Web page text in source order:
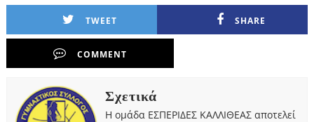
TWEET SHARE
COMMENT
Σχετικά
Η ομάδα ΕΣΠΕΡΙΔΕΣ ΚΑΛΛΙΘΕΑΣ αποτελεί